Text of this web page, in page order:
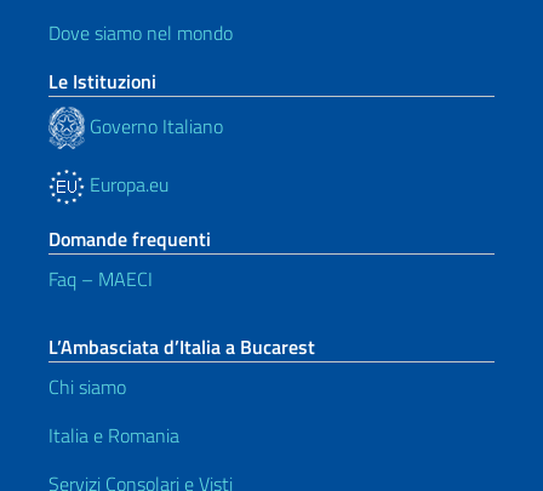
Dove siamo nel mondo
Le Istituzioni
Governo Italiano
Europa.eu
Domande frequenti
Faq – MAECI
L’Ambasciata d’Italia a Bucarest
Chi siamo
Italia e Romania
Servizi Consolari e Visti